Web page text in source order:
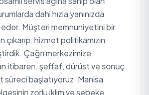
dahi hızla yanınızda
Müşteri memnuniyetini bir
hizmet politikamızın
Çağrı merkezimize
itibaren, şeffaf, dürüst ve sonuç
süreci başlatıyoruz. Manisa
zorlu iklim ve şebeke